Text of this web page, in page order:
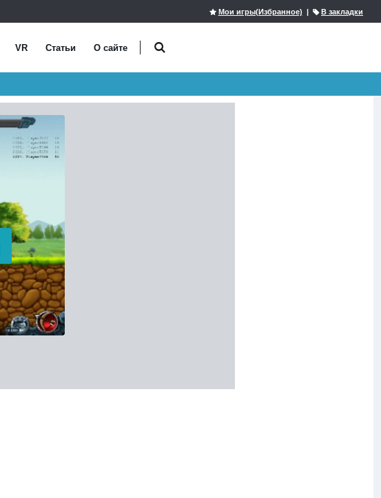
Мои игры(Избранное) | В закладки
VR Статьи О сайте